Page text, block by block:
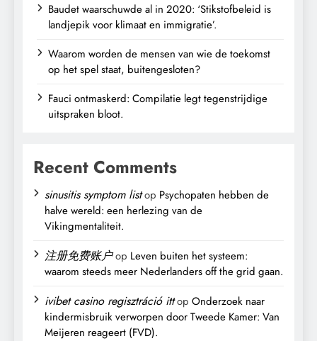
Baudet waarschuwde al in 2020: ‘Stikstofbeleid is
landjepik voor klimaat en immigratie’.
Waarom worden de mensen van wie de toekomst
op het spel staat, buitengesloten?
Fauci ontmaskerd: Compilatie legt tegenstrijdige
uitspraken bloot.
Recent Comments
sinusitis symptom listop Psychopaten hebben de
halve wereld: een herlezing van de
Vikingmentaliteit.
注册免费账户op Leven buiten het systeem:
waarom steeds meer Nederlanders off the grid gaan.
ivibet casino regisztráció ittop Onderzoek naar
kindermisbruik verworpen door Tweede Kamer: Van
Meijeren reageert (FVD).